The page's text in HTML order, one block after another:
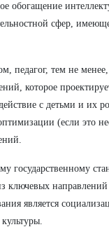
обогащение
сфер,
педагог, тем не
которое
с детьми и их
(если это
государственному
ключевых
является